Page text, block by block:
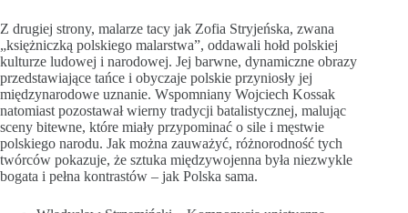
Z drugiej strony, malarze tacy jak Zofia Stryjeńska, zwana
„księżniczką polskiego malarstwa”, oddawali hołd polskiej
kulturze ludowej i narodowej. Jej barwne, dynamiczne obrazy
przedstawiające tańce i obyczaje polskie przyniosły jej
międzynarodowe uznanie. Wspomniany Wojciech Kossak
natomiast pozostawał wierny tradycji batalistycznej, malując
sceny bitewne, które miały przypominać o sile i męstwie
polskiego narodu. Jak można zauważyć, różnorodność tych
twórców pokazuje, że sztuka międzywojenna była niezwykle
bogata i pełna kontrastów – jak Polska sama.